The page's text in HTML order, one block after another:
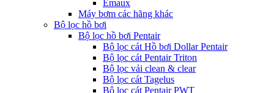
Emaux
Máy bơm các hãng khác
Bộ lọc hồ bơi
Bộ lọc hồ bơi Pentair
Bộ lọc cát Hồ bơi Dollar Pentair
Bộ lọc cát Pentair Triton
Bộ lọc vải clean & clear
Bộ lọc cát Tagelus
Bộ lọc cát Pentair PWT